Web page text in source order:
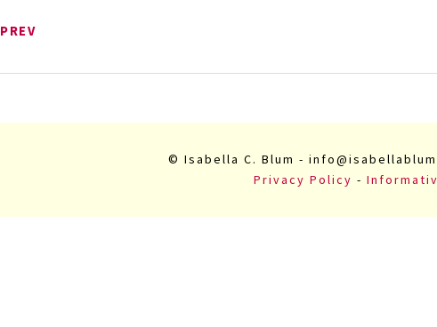
PREV
© Isabella C. Blum -
Privacy Policy -